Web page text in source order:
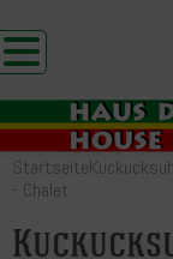
Startseite
- Chalet